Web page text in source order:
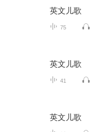
英文儿歌
75
英文儿歌
41
英文儿歌